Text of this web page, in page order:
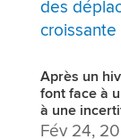
Après un
font face à
à une
Fév 24,